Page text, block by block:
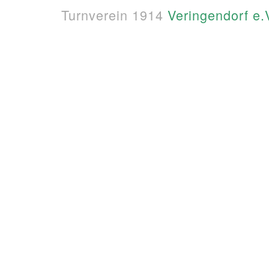
Turnverein 1914 Veringendorf